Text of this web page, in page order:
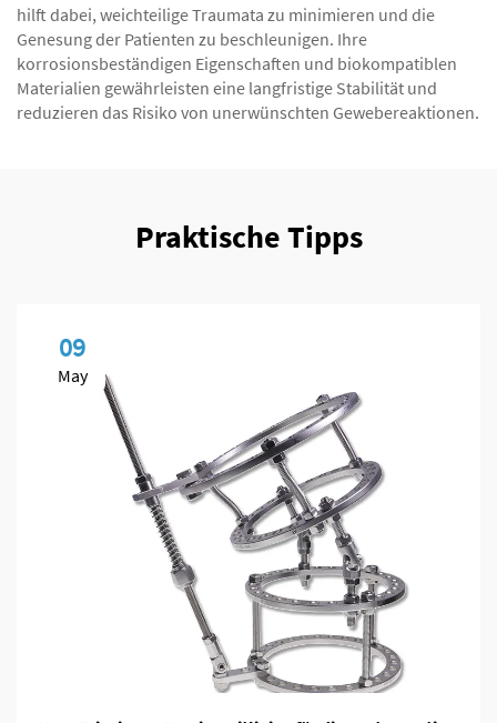
hilft dabei, weichteilige Traumata zu minimieren und die
Genesung der Patienten zu beschleunigen. Ihre
korrosionsbeständigen Eigenschaften und biokompatiblen
Materialien gewährleisten eine langfristige Stabilität und
reduzieren das Risiko von unerwünschten Gewebereaktionen.
Praktische Tipps
09
May